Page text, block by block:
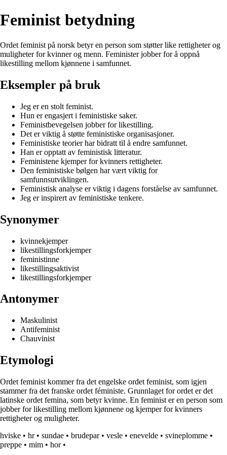
Feminist betydning
Ordet feminist på norsk betyr en person som støtter like rettigheter og
muligheter for kvinner og menn. Feminister jobber for å oppnå
likestilling mellom kjønnene i samfunnet.
Eksempler på bruk
Jeg er en stolt feminist.
Hun er engasjert i feministiske saker.
Feministbevegelsen jobber for likestilling.
Det er viktig å støtte feministiske organisasjoner.
Feministiske teorier har bidratt til å endre samfunnet.
Han er opptatt av feministisk litteratur.
Feministene kjemper for kvinners rettigheter.
Den feministiske bølgen har vært viktig for
samfunnsutviklingen.
Feministisk analyse er viktig i dagens forståelse av samfunnet.
Jeg er inspirert av feministiske tenkere.
Synonymer
kvinnekjemper
likestillingsforkjemper
feministinne
likestillingsaktivist
likestillingsforkjemper
Antonymer
Maskulinist
Antifeminist
Chauvinist
Etymologi
Ordet feminist kommer fra det engelske ordet feminist, som igjen
stammer fra det franske ordet féministe. Grunnlaget for ordet er det
latinske ordet femina, som betyr kvinne. En feminist er en person som
jobber for likestilling mellom kjønnene og kjemper for kvinners
rettigheter og muligheter.
hviske • hr• sundae • brudepar• vesle • enevelde • svineplomme •
preppe • mim • hor•